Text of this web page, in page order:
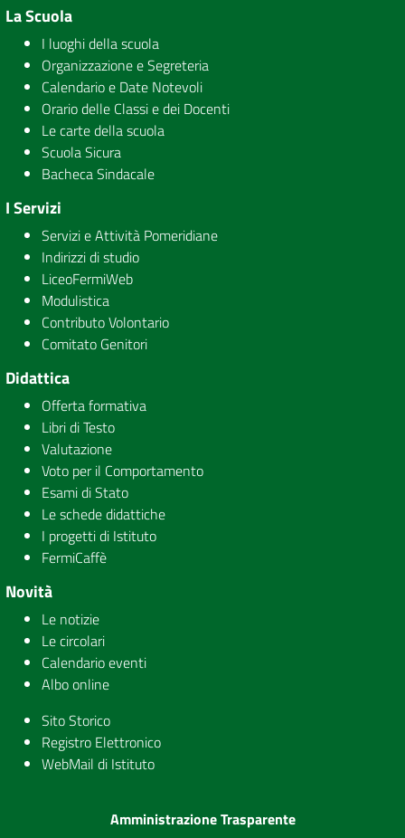
La Scuola
I luoghi della scuola
Organizzazione e Segreteria
Calendario e Date Notevoli
Orario delle Classi e dei Docenti
Le carte della scuola
Scuola Sicura
Bacheca Sindacale
I Servizi
Servizi e Attività Pomeridiane
Indirizzi di studio
LiceoFermiWeb
Modulistica
Contributo Volontario
Comitato Genitori
Didattica
Offerta formativa
Libri di Testo
Valutazione
Voto per il Comportamento
Esami di Stato
Le schede didattiche
I progetti di Istituto
FermiCaffè
Novità
Le notizie
Le circolari
Calendario eventi
Albo online
Sito Storico
Registro Elettronico
WebMail di Istituto
Amministrazione Trasparente